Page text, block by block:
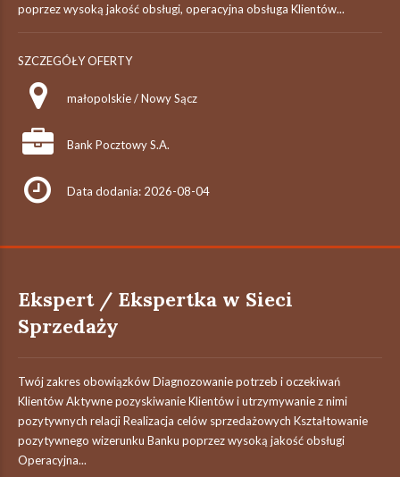
poprzez wysoką jakość obsługi, operacyjna obsługa Klientów...
SZCZEGÓŁY OFERTY
małopolskie / Nowy Sącz
Bank Pocztowy S.A.
Data dodania: 2026-08-04
Ekspert / Ekspertka w Sieci
Sprzedaży
Twój zakres obowiązków Diagnozowanie potrzeb i oczekiwań
Klientów Aktywne pozyskiwanie Klientów i utrzymywanie z nimi
pozytywnych relacji Realizacja celów sprzedażowych Kształtowanie
pozytywnego wizerunku Banku poprzez wysoką jakość obsługi
Operacyjna...